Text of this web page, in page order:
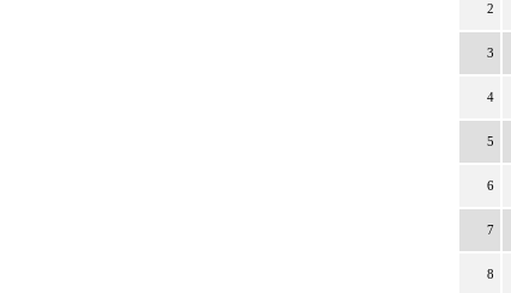
2
3
4
5
6
7
8